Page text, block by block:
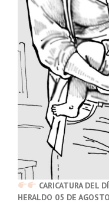
CARICATURA DEL
HERALDO 05 DE